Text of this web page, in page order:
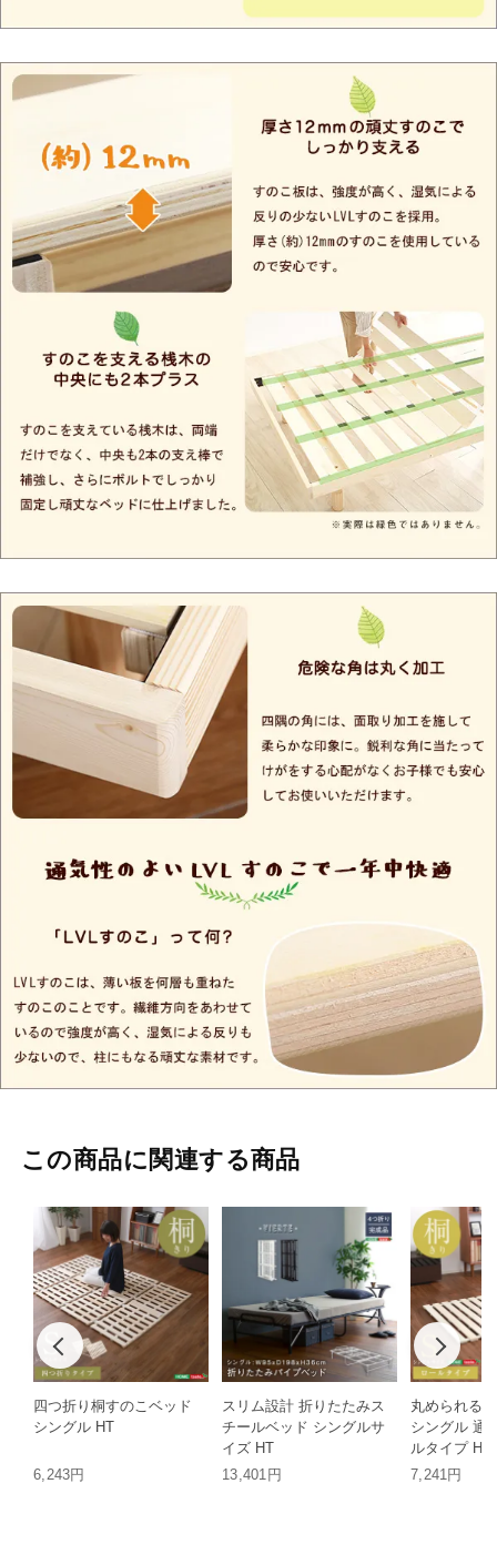
この商品に関連する商品
四つ折り桐すのこベッド
シングル HT
6,243円
スリム設計 折りたたみス
チールベッド シングルサ
イズ HT
13,401円
丸められる
シングル 通
ルタイプ HT
7,241円